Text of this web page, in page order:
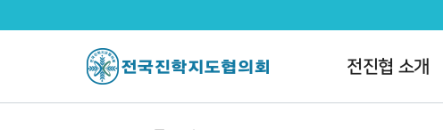
전진협, 진로진학 교사 대상 대입 정
전진협 소개